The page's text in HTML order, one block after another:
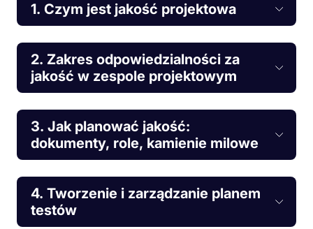
1. Czym jest jakość projektowa
2. Zakres odpowiedzialności za
jakość w zespole projektowym
3. Jak planować jakość:
dokumenty, role, kamienie milowe
4. Tworzenie i zarządzanie planem
testów